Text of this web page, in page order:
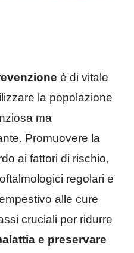
è di vitale
la popolazione
ma
Promuovere la
ai fattori di rischio,
regolari e
alle cure
cruciali per ridurre
e preservare